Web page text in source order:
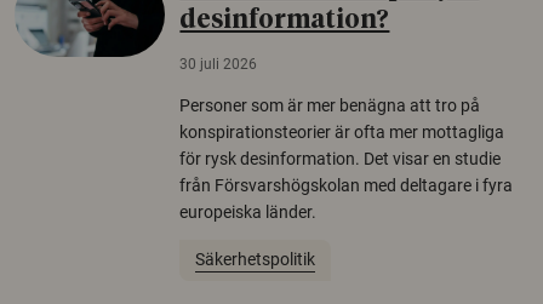
desinformation?
30 juli 2026
Personer som är mer benägna att tro på
konspirationsteorier är ofta mer mottagliga
för rysk desinformation. Det visar en studie
från Försvarshögskolan med deltagare i fyra
europeiska länder.
Säkerhetspolitik